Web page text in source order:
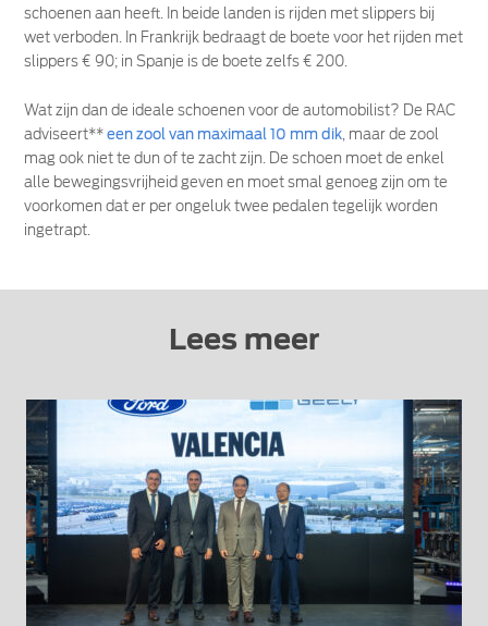
schoenen aan heeft. In beide landen is rijden met slippers bij
wet verboden. In Frankrijk bedraagt de boete voor het rijden met
slippers € 90; in Spanje is de boete zelfs € 200.
Wat zijn dan de ideale schoenen voor de automobilist? De RAC
adviseert**een zool van maximaal 10 mm dik, maar de zool
mag ook niet te dun of te zacht zijn. De schoen moet de enkel
alle bewegingsvrijheid geven en moet smal genoeg zijn om te
voorkomen dat er per ongeluk twee pedalen tegelijk worden
ingetrapt.
Lees meer